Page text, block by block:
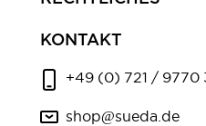
KONTAKT
+49 (0) 721 / 9770
shop@sueda.de